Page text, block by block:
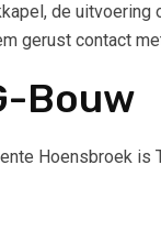
de
gerust contact
Bouw
Hoensbroek is